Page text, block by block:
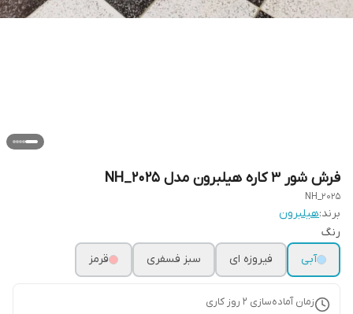
فرش شور ۳ کاره هیلبرون مدل NH_2025
NH_2025
برند:هیلبرون
رنگ
آبی
فیروزه ای سبز فسفری قرمز
زمان آماده‌سازی 2 روز کاری